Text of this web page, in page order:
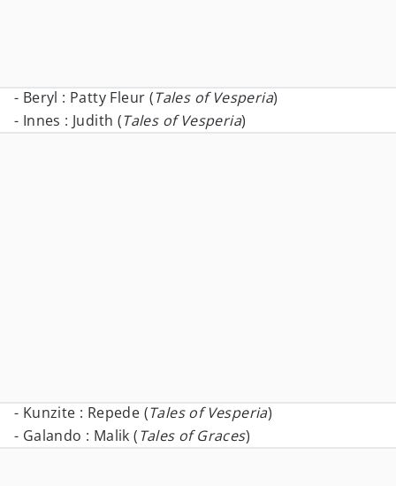
- Beryl : Patty Fleur (Tales of Vesperia)
- Innes : Judith (Tales of Vesperia)
- Kunzite : Repede (Tales of Vesperia)
- Galando : Malik (Tales of Graces)